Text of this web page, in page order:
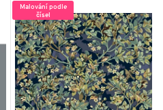
Malování podle
čísel